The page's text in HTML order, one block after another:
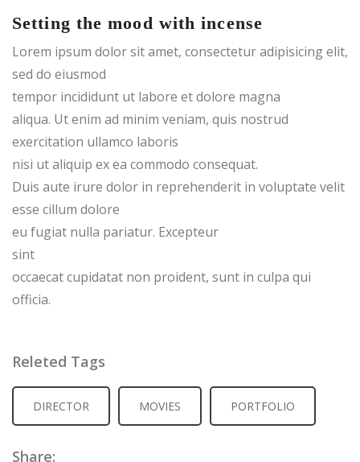
Setting the mood with incense
Lorem ipsum dolor sit amet, consectetur adipisicing elit,
sed do eiusmod
tempor incididunt ut labore et dolore magna
aliqua. Ut enim ad minim veniam, quis nostrud
exercitation ullamco laboris
nisi ut aliquip ex ea commodo consequat.
Duis aute irure dolor in reprehenderit in voluptate velit
esse cillum dolore
eu fugiat nulla pariatur. Excepteur
sint
occaecat cupidatat non proident, sunt in culpa qui
officia.
Releted Tags
DIRECTOR MOVIES PORTFOLIO
Share: